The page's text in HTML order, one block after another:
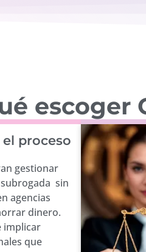
escoger
proceso
gestionar
sin
agencias
dinero.
implicar
que